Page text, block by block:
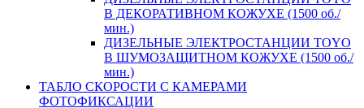
В ДЕКОРАТИВНОМ КОЖУХЕ (1500 об./
мин.)
ДИЗЕЛЬНЫЕ ЭЛЕКТРОСТАНЦИИ TOYO
В ШУМОЗАЩИТНОМ КОЖУХЕ (1500 об./
мин.)
ТАБЛО СКОРОСТИ С КАМЕРАМИ
ФОТОФИКСАЦИИ